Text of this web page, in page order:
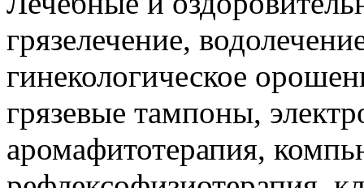
грязелечение,
гинекологическое
грязевые тампоны,
аромафитотерапия,